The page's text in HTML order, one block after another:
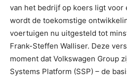
van het bedrijf op koers ligt voor
wordt de toekomstige
voertuigen nu uitgesteld tot
Frank-Steffen Walliser. Deze
moment dat Volkswagen Group
Systems Platform (SSP) – de